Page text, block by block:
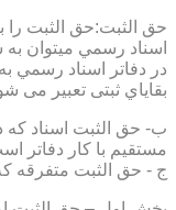
حق الثبت:حق الثبت را
اسناد رسمي ميتوان
در دفاتر اسناد رسمي
بقاياي ثبتی تعبیر می
ب- حق الثبت اسناد كه
مستقيم با كار دفاتر
ج - حق الثبت متفرقه